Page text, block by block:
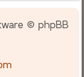
© phpBB